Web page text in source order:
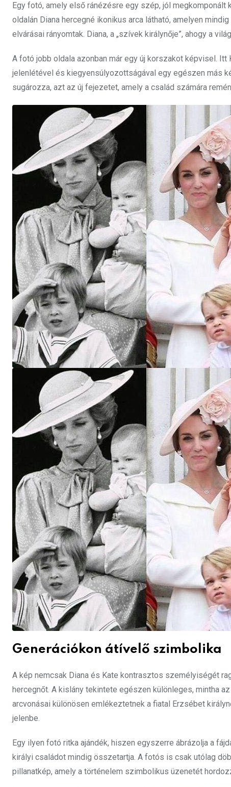
Egy fotó, amely első ránézésre egy szép, jól megkomponált
oldalán Diana hercegné ikonikus arca látható, amelyen
elvárásai rányomtak. Diana, a „szívek királynője”, ahogy a
A fotó jobb oldala azonban már egy új korszakot képvisel.
jelenlétével és kiegyensúlyozottságával egy egészen más
sugározza, azt az új fejezetet, amely a család számára
Generációkon átívelő szimbolika
A kép nemcsak Diana és Kate kontrasztos személyiségét
hercegnőt. A kislány tekintete egészen különleges, mintha
arcvonásai különösen emlékeztetnek a fiatal Erzsébet
jelenbe.
Egy ilyen fotó ritka ajándék, hiszen egyszerre ábrázolja a
királyi családot mindig összetartja. A fotós is csak utólag
pillanatkép, amely a történelem szimbolikus üzenetét